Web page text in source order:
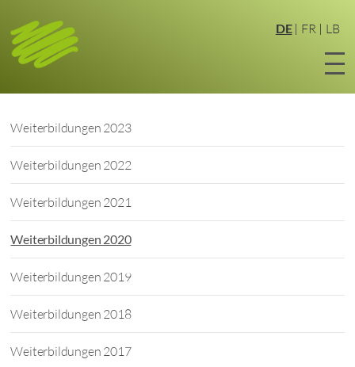
DE FR LB
Weiterbildungen 2023
Weiterbildungen 2022
Weiterbildungen 2021
Weiterbildungen 2020
Weiterbildungen 2019
Weiterbildungen 2018
Weiterbildungen 2017